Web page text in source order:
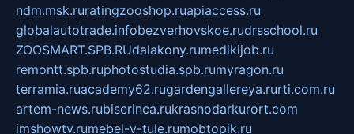
ndm.msk.ruratingzooshop.ruapiaccess.ru
globalautotrade.infobezverhovskoe.rudrsschool.ru
ZOOSMART.SPB.RUdalakony.rumedikijob.ru
remontt.spb.ruphotostudia.spb.rumyragon.ru
terramia.ruacademy62.rugardengallereya.rurti.com.ru
artem-news.rubiserinca.rukrasnodarkurort.com
imshowtv.rumebel-v-tule.rumobtopik.ru